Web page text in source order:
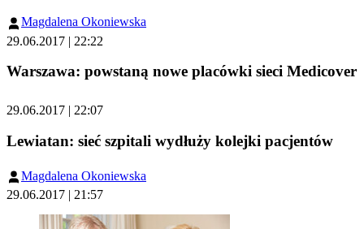
Magdalena Okoniewska
29.06.2017 | 22:22
Warszawa: powstaną nowe placówki sieci Medicover
29.06.2017 | 22:07
Lewiatan: sieć szpitali wydłuży kolejki pacjentów
Magdalena Okoniewska
29.06.2017 | 21:57